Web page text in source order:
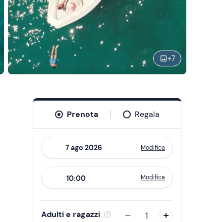
+7
Prenota Regala
forward
to
interact
with
Modifica
10:00 Modifica
Adulti e ragazzi 1